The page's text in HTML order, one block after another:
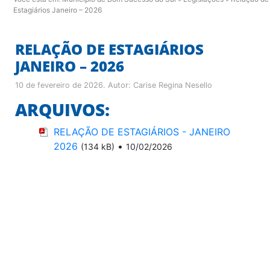
Estagiários Janeiro – 2026
RELAÇÃO DE ESTAGIÁRIOS
JANEIRO – 2026
10 de fevereiro de 2026. Autor: Carise Regina Nesello
ARQUIVOS:
RELAÇÃO DE ESTAGIÁRIOS - JANEIRO
2026 (134 kB) • 10/02/2026